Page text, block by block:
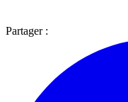
Partager :